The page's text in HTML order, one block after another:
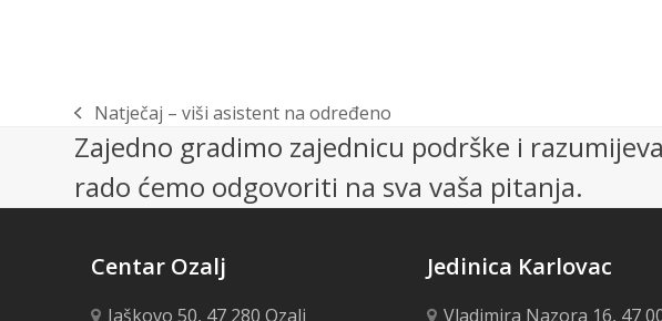
previous
post:
Natječaj – viši asistent na određeno
Zajedno gradimo zajednicu podrške i
rado ćemo odgovoriti na sva vaša pitanja.
Centar Ozalj
Jaškovo 50, 47 280 Ozalj
Jedinica Karlovac
Vladimira Nazora 16, 47